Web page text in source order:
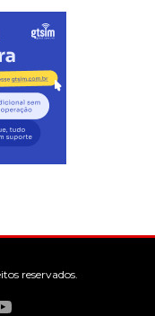
reservados.